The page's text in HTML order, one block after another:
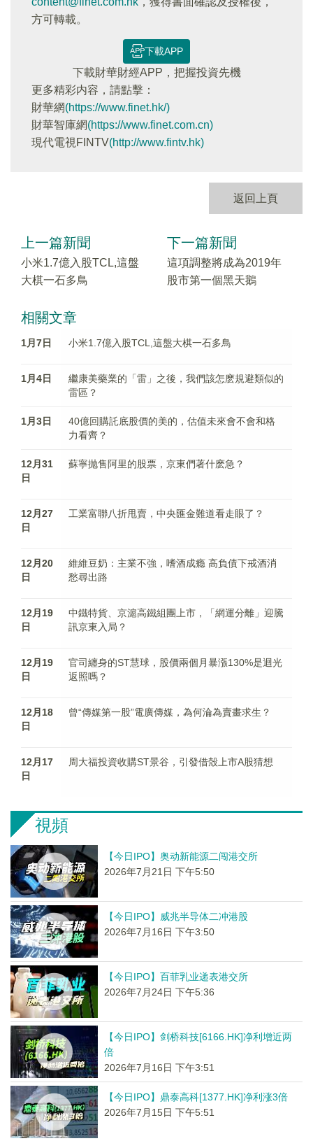
方可轉載。
下載APP
下載財華財經APP，把握投資先機
更多精彩内容，請點擊：
財華網(https://www.finet.hk/)
財華智庫網(https://www.finet.com.cn)
現代電視FINTV(http://www.fintv.hk)
返回上頁
上一篇新聞
小米1.7億入股TCL,這盤
大棋一石多鳥
下一篇新聞
這項調整將成為2019年
股市第一個黑天鵝
相關文章
1月7日 小米1.7億入股TCL,這盤大棋一石多鳥
1月4日
繼康美藥業的「雷」之後，我們該怎麽規避類似的
雷區？
1月3日
40億回購託底股價的美的，估值未來會不會和格
力看齊？
12月31
日
蘇寧抛售阿里的股票，京東們著什麽急？
12月27
日
工業富聯八折甩賣，中央匯金難道看走眼了？
12月20
日
維維豆奶：主業不強，嗜酒成瘾 高負債下戒酒消
愁尋出路
12月19
日
中鐵特貨、京滬高鐵組團上市，「網運分離」迎騰
訊京東入局？
12月19
日
官司纏身的ST慧球，股價兩個月暴漲130%是迴光
返照嗎？
12月18
日
曾“傳媒第一股”電廣傳媒，為何淪為賣畫求生？
12月17
日
周大福投資收購ST景谷，引發借殼上市A股猜想
視頻
【今日IPO】奥动新能源二闯港交所
2026年7月21日 下午5:50
【今日IPO】威兆半导体二冲港股
2026年7月16日 下午3:50
【今日IPO】百菲乳业递表港交所
2026年7月24日 下午5:36
【今日IPO】剑桥科技[6166.HK]净利增近两
倍
2026年7月16日 下午3:51
【今日IPO】鼎泰高科[1377.HK]净利涨3倍
2026年7月15日 下午5:51